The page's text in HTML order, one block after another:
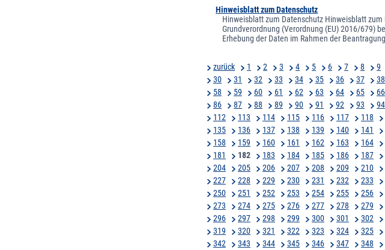
Hinweisblatt zum Datenschutz
Hinweisblatt zum Datenschutz Hinweisblatt
Grundverordnung (Verordnung (EU) 2016/679)
Erhebung der Daten im Rahmen der
zurück 1 2 3 4 5 6 7 8 9
30
31 32 33 34 35 36 37 38
58
59 60 61 62 63 64 65 66
86
87 88 89 90 91 92 93 94
112
113 114 115 116 117 118
135
136 137 138 139 140 141
158
159 160 161 162 163 164
181
182 183 184 185 186 187
204
205 206 207 208 209 210
227
228 229 230 231 232 233
250
251 252 253 254 255 256
273
274 275 276 277 278 279
296
297 298 299 300 301 302
319
320 321 322 323 324 325
342
343 344 345 346 347 348